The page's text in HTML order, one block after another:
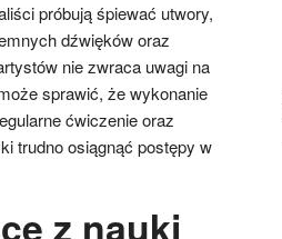
próbują śpiewać utwory,
dźwięków oraz
nie zwraca uwagi na
sprawić, że wykonanie
ćwiczenie oraz
trudno osiągnąć postępy w
z nauki